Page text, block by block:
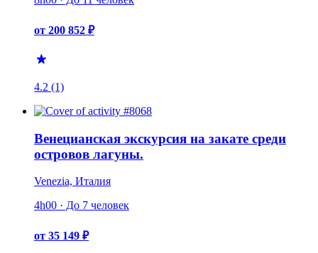
от 200 852 ₽
4.2 (1)
Венецианская экскурсия на закате среди
островов лагуны.
Venezia, Италия
4h00 · До 7 человек
от 35 149 ₽